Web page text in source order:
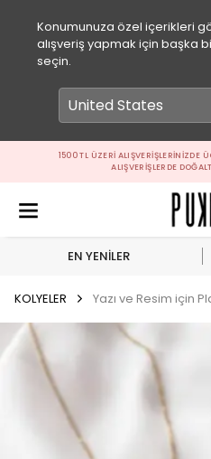
Konumunuza özel içerikleri
alışveriş yapmak için başka
seçin.
ÜCRETSIZ KARGO + 1250 TL ÜZERI
EN YENİLER
KOLYELER Yazı ve Resim için